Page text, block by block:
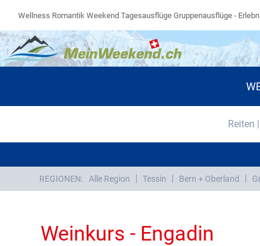
Wellness Romantik Weekend Tagesausflüge Gruppenausflüge -
Reiten
REGIONEN: Alle Region Tessin Bern + Oberland
Weinkurs - Engadin